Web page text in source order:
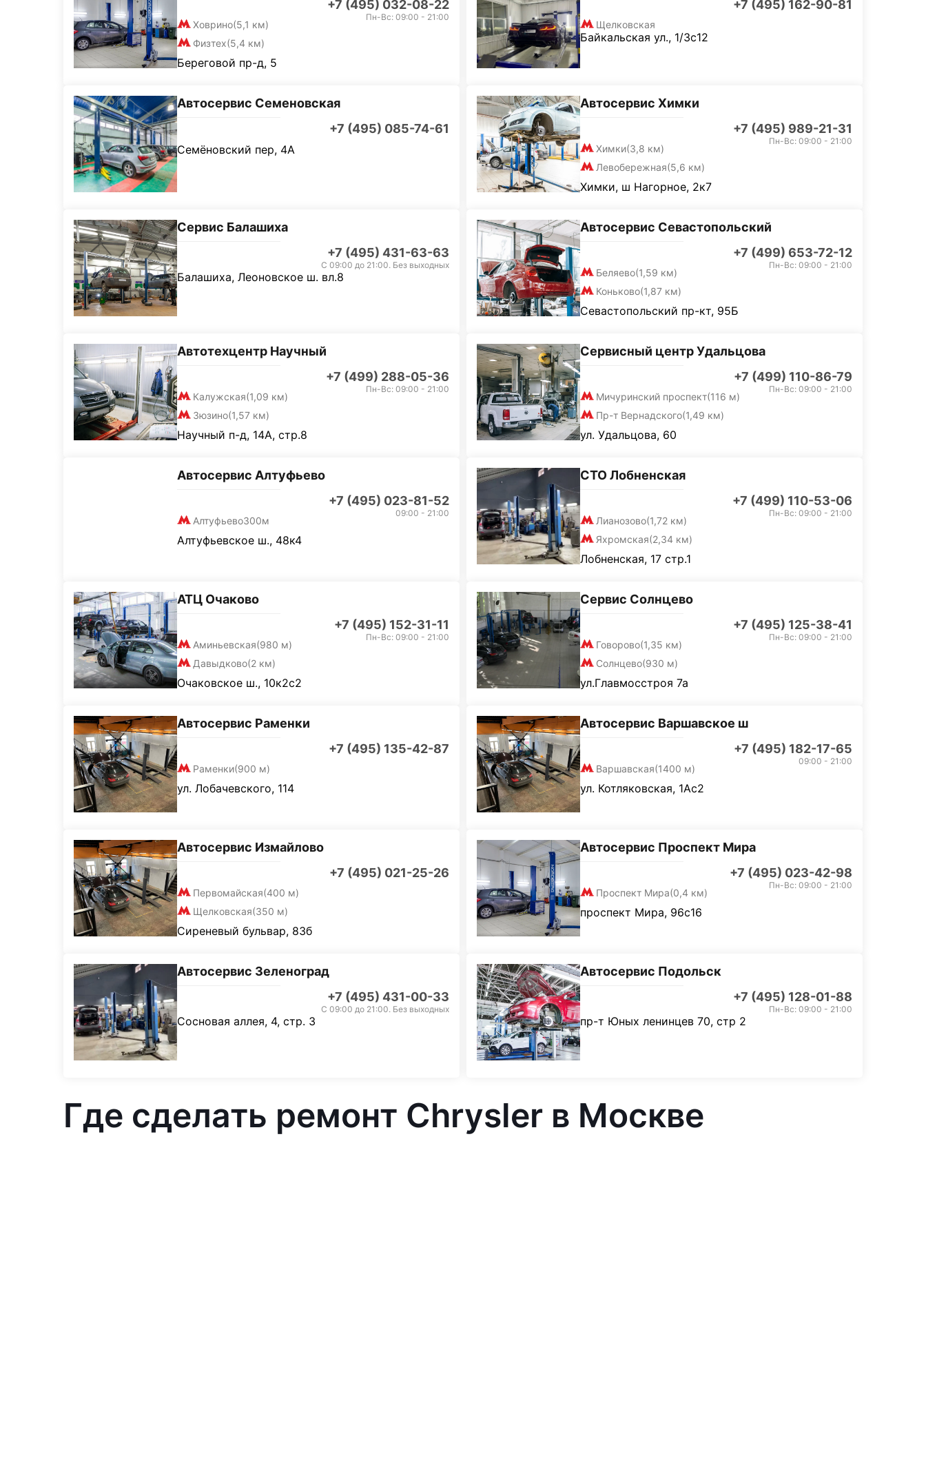
+7 (495) 032-08-22
Ховрино(5,1 км)
Физтех(5,4 км)
Пн-Вс: 09:00 - 21:00
Береговой пр-д, 5
+7 (495) 162-90-81
Щелковская
Байкальская ул., 1/3с12
Автосервис Семеновская
+7 (495) 085-74-61
Семёновский пер, 4А
Автосервис Химки
+7 (495) 989-21-31
Химки(3,8 км)
Левобережная(5,6 км)
Пн-Вс: 09:00 - 21:00
Химки, ш Нагорное, 2к7
Сервис Балашиха
+7 (495) 431-63-63
С 09:00 до 21:00. Без выходных
Балашиха, Леоновское ш. вл.8
Автосервис Севастопольский
+7 (499) 653-72-12
Беляево(1,59 км)
Коньково(1,87 км)
Пн-Вс: 09:00 - 21:00
Севастопольский пр-кт, 95Б
Автотехцентр Научный
+7 (499) 288-05-36
Калужская(1,09 км)
Зюзино(1,57 км)
Пн-Вс: 09:00 - 21:00
Научный п-д, 14А, стр.8
Сервисный центр Удальцова
+7 (499) 110-86-79
Мичуринский проспект(116 м)
Пр-т Вернадского(1,49 км)
Пн-Вс: 09:00 - 21:00
ул. Удальцова, 60
Автосервис Алтуфьево
+7 (495) 023-81-52
Алтуфьево300м
09:00 - 21:00
Алтуфьевское ш., 48к4
СТО Лобненская
+7 (499) 110-53-06
Лианозово(1,72 км)
Яхромская(2,34 км)
Пн-Вс: 09:00 - 21:00
Лобненская, 17 стр.1
АТЦ Очаково
+7 (495) 152-31-11
Аминьевская(980 м)
Давыдково(2 км)
Пн-Вс: 09:00 - 21:00
Очаковское ш., 10к2с2
Сервис Солнцево
+7 (495) 125-38-41
Говорово(1,35 км)
Солнцево(930 м)
Пн-Вс: 09:00 - 21:00
ул.Главмосстроя 7а
Автосервис Раменки
+7 (495) 135-42-87
Раменки(900 м)
ул. Лобачевского, 114
Автосервис Варшавское ш
+7 (495) 182-17-65
Варшавская(1400 м)
09:00 - 21:00
ул. Котляковская, 1Ас2
Автосервис Измайлово
+7 (495) 021-25-26
Первомайская(400 м)
Щелковская(350 м)
Сиреневый бульвар, 83б
Автосервис Проспект Мира
+7 (495) 023-42-98
Проспект Мира(0,4 км)
Пн-Вс: 09:00 - 21:00
проспект Мира, 96с16
Автосервис Зеленоград
+7 (495) 431-00-33
С 09:00 до 21:00. Без выходных
Сосновая аллея, 4, стр. 3
Автосервис Подольск
+7 (495) 128-01-88
Пн-Вс: 09:00 - 21:00
пр-т Юных ленинцев 70, стр 2
Где сделать ремонт Chrysler в Москве